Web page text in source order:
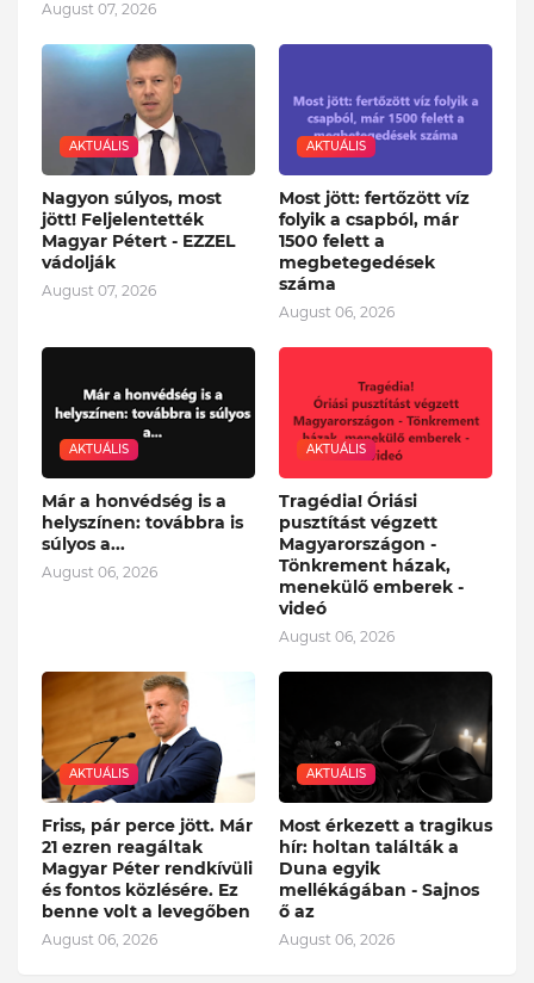
August 07, 2026
AKTUÁLIS
Nagyon súlyos, most
jött! Feljelentették
Magyar Pétert - EZZEL
vádolják
August 07, 2026
AKTUÁLIS
Most jött: fertőzött víz
folyik a csapból, már
1500 felett a
megbetegedések
száma
August 06, 2026
AKTUÁLIS
Már a honvédség is a
helyszínen: továbbra is
súlyos a...
August 06, 2026
AKTUÁLIS
Tragédia! Óriási
pusztítást végzett
Magyarországon -
Tönkrement házak,
menekülő emberek -
videó
August 06, 2026
AKTUÁLIS
Friss, pár perce jött. Már
21 ezren reagáltak
Magyar Péter rendkívüli
és fontos közlésére. Ez
benne volt a levegőben
August 06, 2026
AKTUÁLIS
Most érkezett a tragikus
hír: holtan találták a
Duna egyik
mellékágában - Sajnos
ő az
August 06, 2026